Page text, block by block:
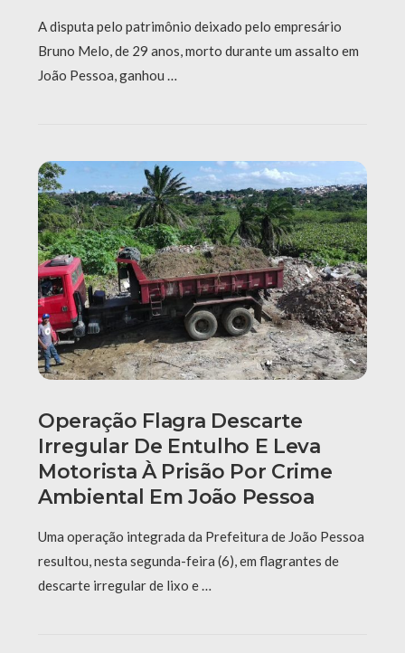
A disputa pelo patrimônio deixado pelo empresário
Bruno Melo, de 29 anos, morto durante um assalto em
João Pessoa, ganhou …
Operação Flagra Descarte
Irregular De Entulho E Leva
Motorista À Prisão Por Crime
Ambiental Em João Pessoa
Uma operação integrada da Prefeitura de João Pessoa
resultou, nesta segunda-feira (6), em flagrantes de
descarte irregular de lixo e …